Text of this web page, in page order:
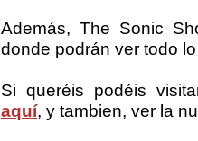
Además, The Sonic
donde podrán ver todo
Si queréis podéis
aquí, y tambien, ver la